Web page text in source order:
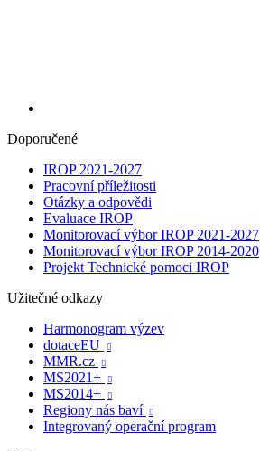
Doporučené
IROP 2021-2027
Pracovní příležitosti
Otázky a odpovědi
Evaluace IROP
Monitorovací výbor IROP 2021-2027
Monitorovací výbor IROP 2014-2020
Projekt Technické pomoci IROP
Užitečné odkazy
Harmonogram výzev
dotaceEU

MMR.cz 
MS2021+ 
MS2014+ 
Regiony nás baví 
Integrovaný operační program